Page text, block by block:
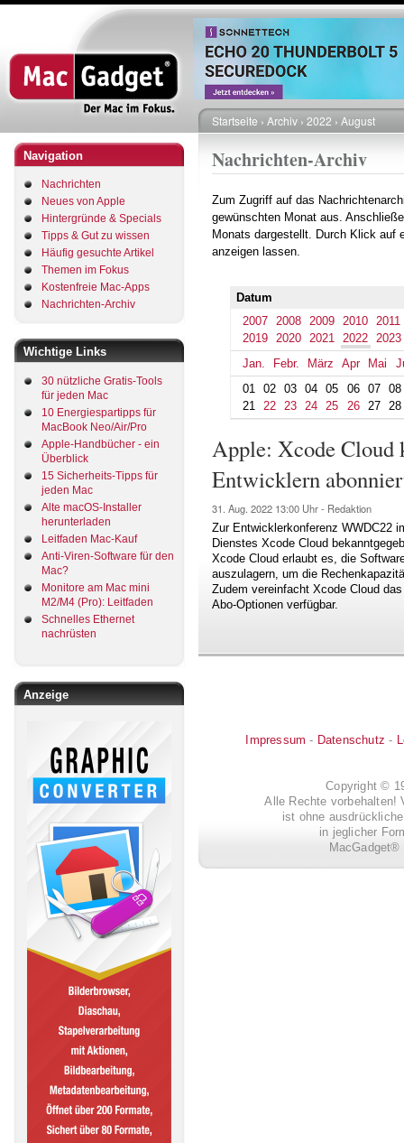
Direkt
zum
Inhalt
Navigation
Nachrichten
Neues von Apple
Hintergründe & Specials
Tipps & Gut zu wissen
Häufig gesuchte Artikel
Themen im Fokus
Kostenfreie Mac-Apps
Nachrichten-Archiv
Wichtige Links
30 nützliche Gratis-Tools
für jeden Mac
10 Energiespartipps für
MacBook Neo/Air/Pro
Apple-Handbücher - ein
Überblick
15 Sicherheits-Tipps für
jeden Mac
Alte macOS-Installer
herunterladen
Leitfaden Mac-Kauf
Anti-Viren-Software für den
Mac?
Monitore am Mac mini
M2/M4 (Pro): Leitfaden
Schnelles Ethernet
nachrüsten
Anzeige
Pfadnavigation
Startseite Archiv 2022 August
Nachrichten-Archiv
Zum Zugriff auf das
gewünschten Monat aus.
Monats dargestellt. Durch Klick auf
anzeigen lassen.
Datum
2007
2008 2009 2010
2011
2019
2020 2021 2022
2023
Jan.
Febr. März Apr Mai
01
02 03 04 05 06 07
08
21
22 23 24 25 26 27 28
Apple: Xcode Cloud
Entwicklern
31. Aug. 2022 13:00 Uhr - Redaktion
Zur Entwicklerkonferenz WWDC22
Dienstes Xcode Cloud
Xcode Cloud erlaubt es, die
auszulagern, um die
Zudem vereinfacht Xcode Cloud
Abo-Optionen verfügbar.
Impressum - Datenschutz -
Copyright ©
Alle Rechte vorbehalten!
ist ohne
in jeglicher
MacGadget®